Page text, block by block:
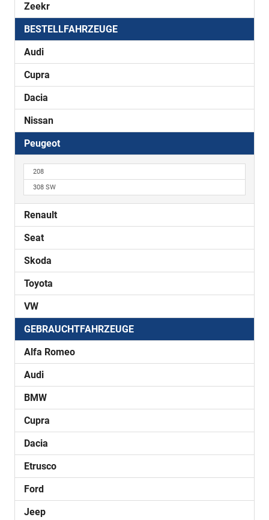
Zeekr
BESTELLFAHRZEUGE
Audi
Cupra
Dacia
Nissan
Peugeot
208
308 SW
Renault
Seat
Skoda
Toyota
VW
GEBRAUCHTFAHRZEUGE
Alfa Romeo
Audi
BMW
Cupra
Dacia
Etrusco
Ford
Jeep